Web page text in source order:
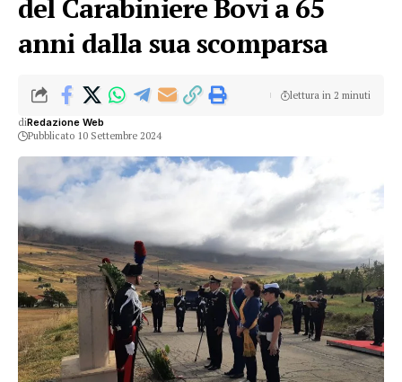
del Carabiniere Bovi a 65
anni dalla sua scomparsa
diRedazione Web
Pubblicato 10 Settembre 2024
lettura in 2 minuti